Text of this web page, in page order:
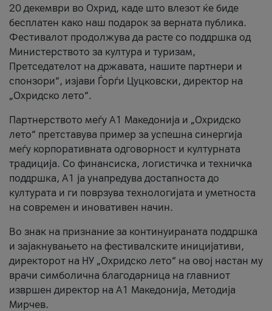
20 декември во Охрид, каде што влезот ќе биде
бесплатен како наш подарок за верната публика.
Фестивалот продолжува да расте со поддршка од
Министерството за култура и туризам,
Претседателот на државата, нашите партнери и
спонзори“, изјави Ѓорѓи Цуцковски, директор на
„Охридско лето“.
Партнерството меѓу A1 Македонија и „Охридско
лето“ претставува пример за успешна синергија
меѓу корпоративната одговорност и културната
традиција. Со финансиска, логистичка и техничка
поддршка, A1 ја унапредува достапноста до
културата и ги поврзува технологијата и уметноста
на современ и иновативен начин.
Во знак на признание за континуираната поддршка
и зајакнувањето на фестивалските иницијативи,
директорот на НУ „Охридско лето“ на овој настан му
врачи симболична благодарница на главниот
извршен директор на A1 Македонија, Методија
Мирчев.